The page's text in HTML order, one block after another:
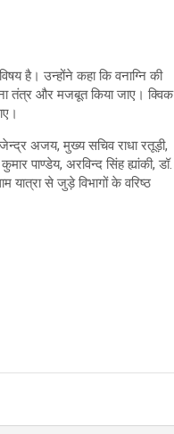
है। उन्होंने कहा कि वनाग्नि की
तंत्र और मजबूत किया जाए। क्विक
अजय, मुख्य सचिव राधा रतूड़ी,
पाण्डेय, अरविन्द सिंह ह्यांकी, डॉ.
यात्रा से जुड़े विभागों के वरिष्ठ